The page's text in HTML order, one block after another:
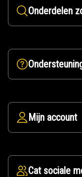
Onderdelen
Mijn account
Cat sociale